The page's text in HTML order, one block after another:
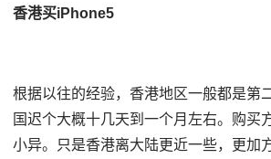
香港买iPhone5
根据以往的经验，香港地区一般都是第
国迟个大概十几天到一个月左右。购买
小异。只是香港离大陆更近一些，更加